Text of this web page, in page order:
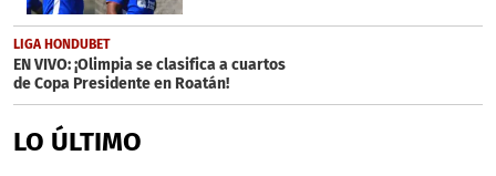
LIGA HONDUBET
EN VIVO: ¡Olimpia se clasifica a cuartos
de Copa Presidente en Roatán!
LO ÚLTIMO